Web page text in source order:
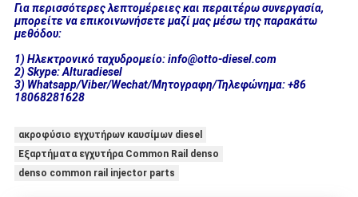
Για περισσότερες λεπτομέρειες και περαιτέρω συνεργασία,
μπορείτε να επικοινωνήσετε μαζί μας μέσω της παρακάτω
μεθόδου:
1) Ηλεκτρονικό ταχυδρομείο: info@otto-diesel.com
2) Skype: Alturadiesel
3) Whatsapp/Viber/Wechat/Μητογραφη/Τηλεφώνημα: +86
18068281628
ακροφύσιο εγχυτήρων καυσίμων diesel
Εξαρτήματα εγχυτήρα Common Rail denso
denso common rail injector parts